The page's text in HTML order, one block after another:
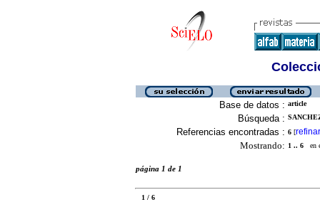
Base de datos : article
Búsqueda :
Referencias encontradas : 6 [refinar
Mostrando: 1 .. 6 en
página 1 de 1
1 / 6